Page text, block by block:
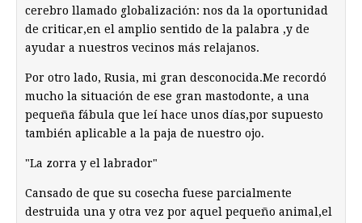
cerebro llamado globalización: nos da la oportunidad
de criticar,en el amplio sentido de la palabra ,y de
ayudar a nuestros vecinos más relajanos.
Por otro lado, Rusia, mi gran desconocida.Me recordó
mucho la situación de ese gran mastodonte, a una
pequeña fábula que leí hace unos días,por supuesto
también aplicable a la paja de nuestro ojo.
"La zorra y el labrador"
Cansado de que su cosecha fuese parcialmente
destruida una y otra vez por aquel pequeño animal,el